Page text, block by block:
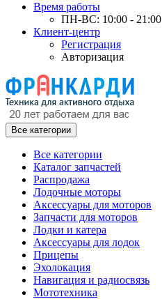
Время работы
ПН-ВС: 10:00 - 21:00
Клиент-центр
Регистрация
Авторизация
Все категории
Все категории
Каталог запчастей
Распродажа
Лодочные моторы
Аксессуары для моторов
Запчасти для моторов
Лодки и катера
Аксессуары для лодок
Прицепы
Эхолокация
Навигация и радиосвязь
Мототехника